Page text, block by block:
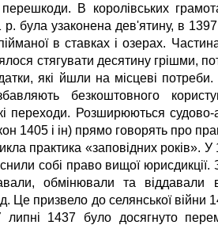
В королівських
була узаконена дев'ятину, в
в ставках і озерах.
стягувати десятину грішми,
які йшли на місцеві потреби.
безкоштовного
переходи. Розширюються судово-
1405 і ін) прямо говорять про
практика «заповідних років». У
собі право вищої юрисдикції.
обмінювали та віддавали
Це призвело до селянської війни
1437 було досягнуто